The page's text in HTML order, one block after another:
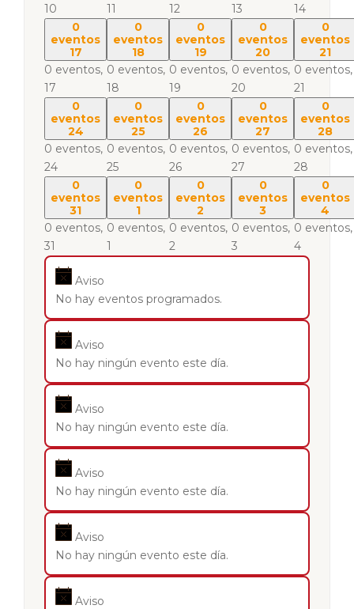
10
11
12
13
14
0
eventos
17
0 eventos,
17
0
eventos
18
0 eventos,
18
0
eventos
19
0 eventos,
19
0
eventos
20
0 eventos,
20
0
eventos
21
0 eventos,
21
0
eventos
24
0 eventos,
24
0
eventos
25
0 eventos,
25
0
eventos
26
0 eventos,
26
0
eventos
27
0 eventos,
27
0
eventos
28
0 eventos,
28
0
eventos
31
0 eventos,
31
0
eventos
1
0 eventos,
1
0
eventos
2
0 eventos,
2
0
eventos
3
0 eventos,
3
0
eventos
4
0 eventos,
4
Aviso
No hay eventos programados.
Aviso
No hay ningún evento este día.
Aviso
No hay ningún evento este día.
Aviso
No hay ningún evento este día.
Aviso
No hay ningún evento este día.
Aviso